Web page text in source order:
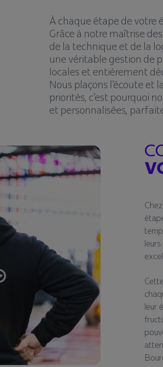
À chaque étape de votre
Grâce à notre maîtrise
de la technique et de la
une véritable gestion de
locales et entièrement
Nous plaçons l’écoute et
priorités, c’est pourquoi
et personnalisées,
leur